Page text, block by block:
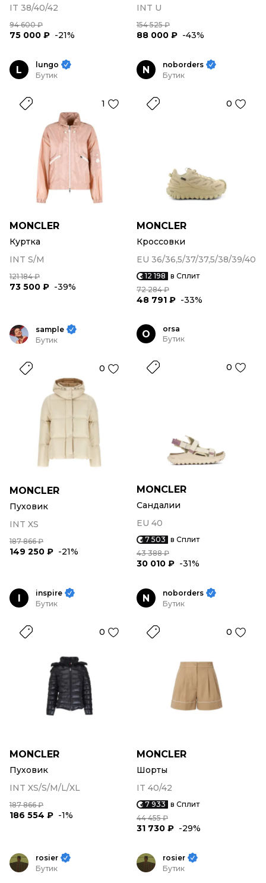
IT 38/40/42
94 600 ₽
75 000 ₽ -21%
INT U
154 525 ₽
88 000 ₽ -43%
L
lungo
Бутик
1
MONCLER
Куртка
INT S/M
121 184 ₽
73 500 ₽ -39%
N
noborders
Бутик
0
MONCLER
Кроссовки
EU 36/36,5/37/37,5/38/39/40
12 198 в Сплит
72 284 ₽
48 791 ₽ -33%
sample
Бутик
0
MONCLER
Пуховик
INT XS
187 866 ₽
149 250 ₽ -21%
O
orsa
Бутик
0
MONCLER
Сандалии
EU 40
7 503 в Сплит
43 388 ₽
30 010 ₽ -31%
I
inspire
Бутик
0
MONCLER
Пуховик
INT XS/S/M/L/XL
187 866 ₽
186 554 ₽ -1%
N
noborders
Бутик
0
MONCLER
Шорты
IT 40/42
7 933 в Сплит
44 455 ₽
31 730 ₽ -29%
rosier
Бутик
rosier
Бутик